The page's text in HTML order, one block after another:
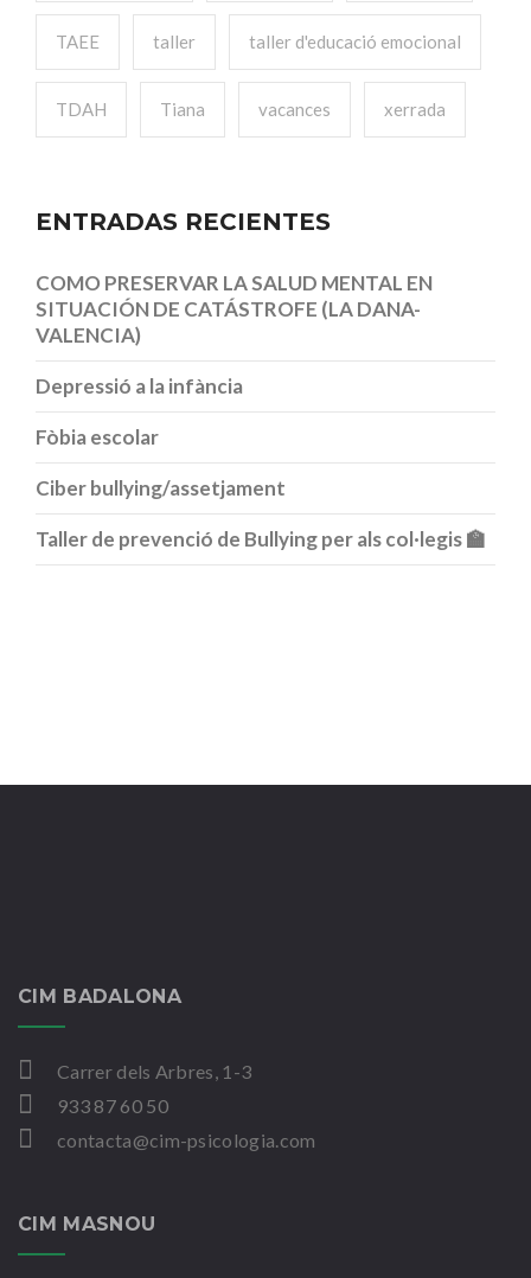
TAEE taller taller d'educació emocional
TDAH Tiana vacances xerrada
ENTRADAS RECIENTES
COMO PRESERVAR LA SALUD MENTAL EN
SITUACIÓN DE CATÁSTROFE (LA DANA-
VALENCIA)
Depressió a la infància
Fòbia escolar
Ciber bullying/assetjament
Taller de prevenció de Bullying per als col·legis 🏫
CIM BADALONA
Carrer dels Arbres, 1-3
933 87 60 50
contacta@cim-psicologia.com
CIM MASNOU